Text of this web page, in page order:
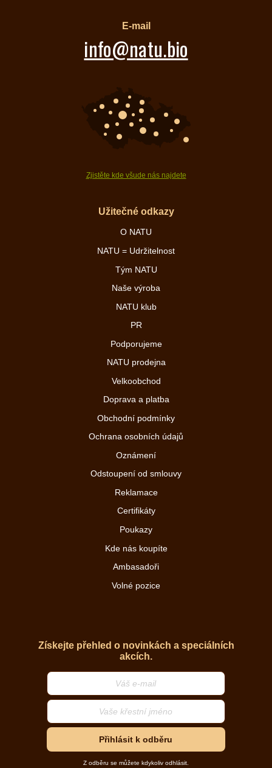
E-mail
info@natu.bio
Zjistěte kde všude nás najdete
Užitečné odkazy
O NATU
NATU = Udržitelnost
Tým NATU
Naše výroba
NATU klub
PR
Podporujeme
NATU prodejna
Velkoobchod
Doprava a platba
Obchodní podmínky
Ochrana osobních údajů
Oznámení
Odstoupení od smlouvy
Reklamace
Certifikáty
Poukazy
Kde nás koupíte
Ambasadoři
Volné pozice
Získejte přehled o novinkách a speciálních
akcích.
Přihlásit k odběru
Z odběru se můžete kdykoliv odhlásit.